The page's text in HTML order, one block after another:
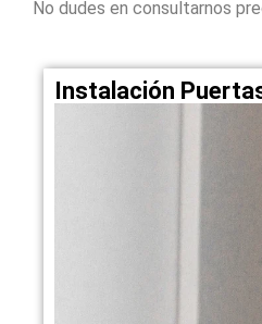
No dudes en consultarnos
Instalación